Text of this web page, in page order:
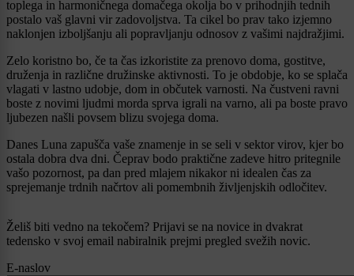
toplega in harmoničnega domačega okolja bo v prihodnjih tednih
postalo vaš glavni vir zadovoljstva. Ta cikel bo prav tako izjemno
naklonjen izboljšanju ali popravljanju odnosov z vašimi najdražjimi.
Zelo koristno bo, če ta čas izkoristite za prenovo doma, gostitve,
druženja in različne družinske aktivnosti. To je obdobje, ko se splača
vlagati v lastno udobje, dom in občutek varnosti. Na čustveni ravni
boste z novimi ljudmi morda sprva igrali na varno, ali pa boste pravo
ljubezen našli povsem blizu svojega doma.
Danes Luna zapušča vaše znamenje in se seli v sektor virov, kjer bo
ostala dobra dva dni. Čeprav bodo praktične zadeve hitro pritegnile
vašo pozornost, pa dan pred mlajem nikakor ni idealen čas za
sprejemanje trdnih načrtov ali pomembnih življenjskih odločitev.
Želiš biti vedno na tekočem? Prijavi se na novice in dvakrat
tedensko v svoj email nabiralnik prejmi pregled svežih novic.
E-naslov